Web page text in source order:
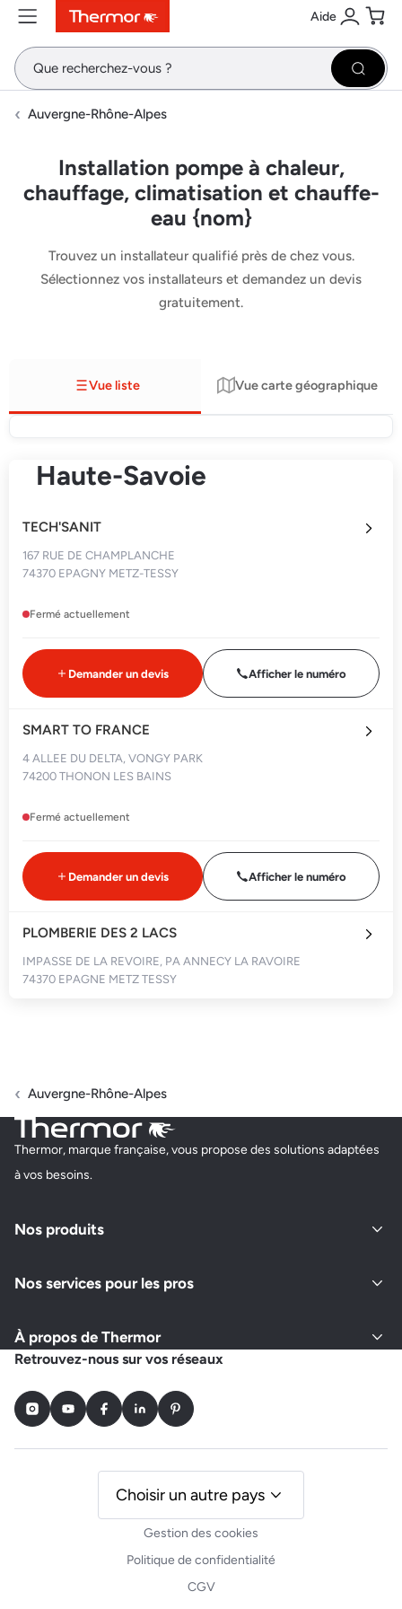
ContenuMenuRecherche Aide
Se
Auvergne-Rhône-Alpes
Installation pompe à chaleur,
chauffage, climatisation et chauffe-
eau {nom}
Trouvez un installateur qualifié près de chez vous.
Sélectionnez vos installateurs et demandez un devis
gratuitement.
Vue liste Vue carte géographique
Haute-Savoie
TECH'SANIT
167 RUE DE CHAMPLANCHE
74370 EPAGNY METZ-TESSY
Fermé actuellement
Demander un devis Afficher le numéro
SMART TO FRANCE
4 ALLEE DU DELTA, VONGY PARK
74200 THONON LES BAINS
Fermé actuellement
Demander un devis Afficher le numéro
PLOMBERIE DES 2 LACS
IMPASSE DE LA REVOIRE, PA ANNECY LA RAVOIRE
74370 EPAGNE METZ TESSY
L'ENTREPRISE ARTISANALE
74600 ANNECY
Fermé actuellement
Demander un devis
ELEC'GAZ MAINTENANCE
30 BIS RUE GUSTAVE EIFFEL, ZA DES CESARDES
Fermé actuellement
1318 ROUTE DE LA PLAGNE
Auvergne-Rhône-Alpes
Thermor, marque française, vous propose des solutions adaptées
à vos besoins.
Nos produits
Nos services pour les pros
À propos de Thermor
Retrouvez-nous sur vos réseaux
InstagramYoutubeFacebookLinkedInPinterest
Gestion des cookies
Politique de confidentialité
CGV
Choisir un autre pays